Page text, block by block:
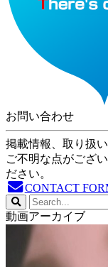
お問い合わせ
掲載情報、取り扱
ご不明な点がござ
ださい。
CONTACT
動画アーカイブ